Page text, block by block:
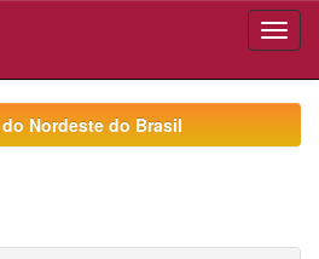
Nordeste do Brasil